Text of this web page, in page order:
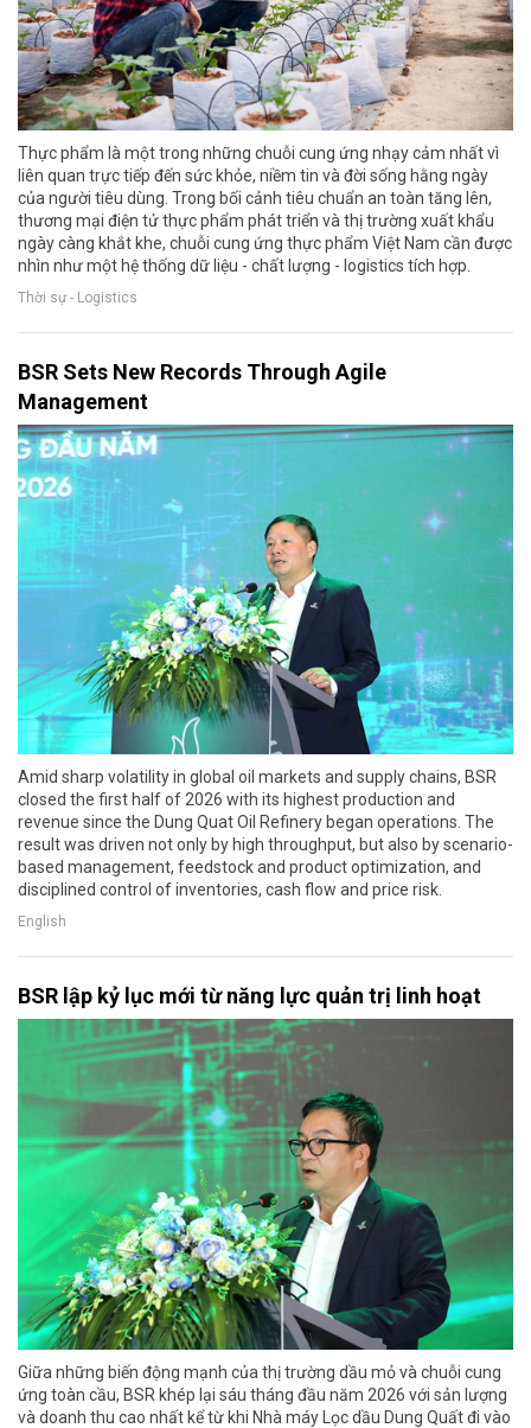
Thực phẩm là một trong những chuỗi cung ứng nhạy cảm nhất vì
liên quan trực tiếp đến sức khỏe, niềm tin và đời sống hằng ngày
của người tiêu dùng. Trong bối cảnh tiêu chuẩn an toàn tăng lên,
thương mại điện tử thực phẩm phát triển và thị trường xuất khẩu
ngày càng khắt khe, chuỗi cung ứng thực phẩm Việt Nam cần được
nhìn như một hệ thống dữ liệu - chất lượng - logistics tích hợp.
Thời sự - Logistics
BSR Sets New Records Through Agile
Management
Amid sharp volatility in global oil markets and supply chains, BSR
closed the first half of 2026 with its highest production and
revenue since the Dung Quat Oil Refinery began operations. The
result was driven not only by high throughput, but also by scenario-
based management, feedstock and product optimization, and
disciplined control of inventories, cash flow and price risk.
English
BSR lập kỷ lục mới từ năng lực quản trị linh hoạt
Giữa những biến động mạnh của thị trường dầu mỏ và chuỗi cung
ứng toàn cầu, BSR khép lại sáu tháng đầu năm 2026 với sản lượng
và doanh thu cao nhất kể từ khi Nhà máy Lọc dầu Dung Quất đi vào